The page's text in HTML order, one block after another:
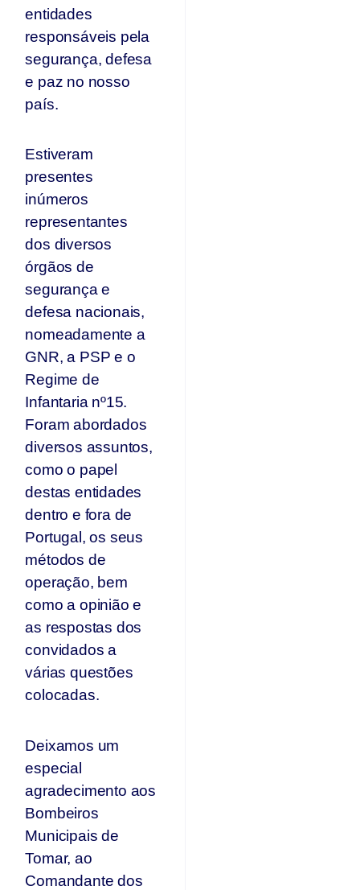
entidades
responsáveis pela
segurança, defesa
e paz no nosso
país.
Estiveram
presentes
inúmeros
representantes
dos diversos
órgãos de
segurança e
defesa nacionais,
nomeadamente a
GNR, a PSP e o
Regime de
Infantaria nº15.
Foram abordados
diversos assuntos,
como o papel
destas entidades
dentro e fora de
Portugal, os seus
métodos de
operação, bem
como a opinião e
as respostas dos
convidados a
várias questões
colocadas.
Deixamos um
especial
agradecimento aos
Bombeiros
Municipais de
Tomar, ao
Comandante dos